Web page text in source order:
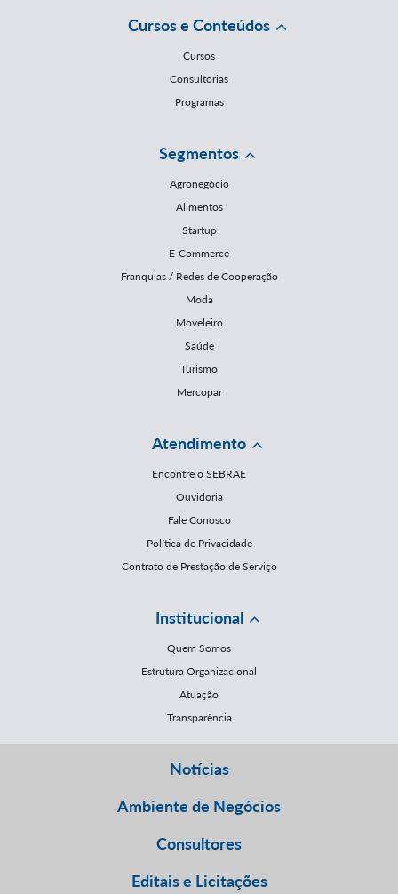
Cursos e Conteúdos
Cursos
Consultorias
Programas
Segmentos
Agronegócio
Alimentos
Startup
E-Commerce
Franquias / Redes de Cooperação
Moda
Moveleiro
Saúde
Turismo
Mercopar
Atendimento
Encontre o SEBRAE
Ouvidoria
Fale Conosco
Política de Privacidade
Contrato de Prestação de Serviço
Institucional
Quem Somos
Estrutura Organizacional
Atuação
Transparência
Notícias
Ambiente de Negócios
Consultores
Editais e Licitações